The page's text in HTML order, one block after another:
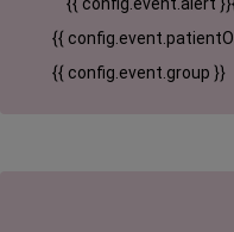
{{ config.event.alert }}
{{
{{ config.event.group }}